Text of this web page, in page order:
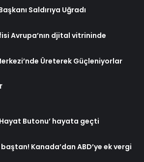
Saldırıya Uğradı
Avrupa’nın djital vitrininde
Üreterek Güçleniyorlar
Hayat Butonu’ hayata geçti
Kanada’dan ABD’ye ek vergi